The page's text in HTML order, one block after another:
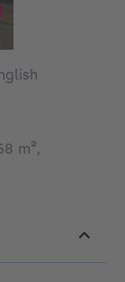
m²,
vos
buanderie et